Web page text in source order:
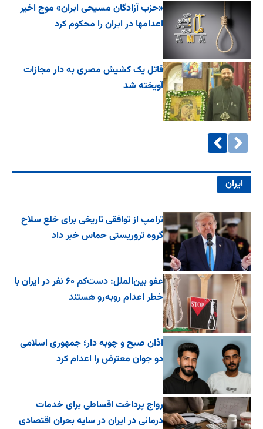
«حزب آزادگان مسیحی ایران» موج اخیر
اعدامها در ایران را محکوم کرد
قاتل یک کشیش مصری به دار مجازات
آویخته شد
ایران
ترامپ از توافقی تاریخی برای خلع ‌سلاح
گروه تروریستی حماس خبر داد
عفو بین‌الملل: دست‌کم ۶۰ نفر در ایران با
خطر اعدام روبه‌رو هستند
اذان صبح و چوبه دار؛ جمهوری اسلامی
دو جوان معترض را اعدام کرد
رواج پرداخت اقساطی برای خدمات
درمانی در ایران در سایه بحران اقتصادی